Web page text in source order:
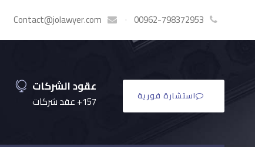
00962-798372953
·
Contact@jolawyer.com
عقود الشركات
157+ عقد شركات استشارة فورية